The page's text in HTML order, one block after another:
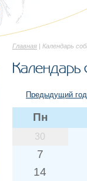
Главная | Календарь
Календарь
Предыдущий год
Пн
30
7
14